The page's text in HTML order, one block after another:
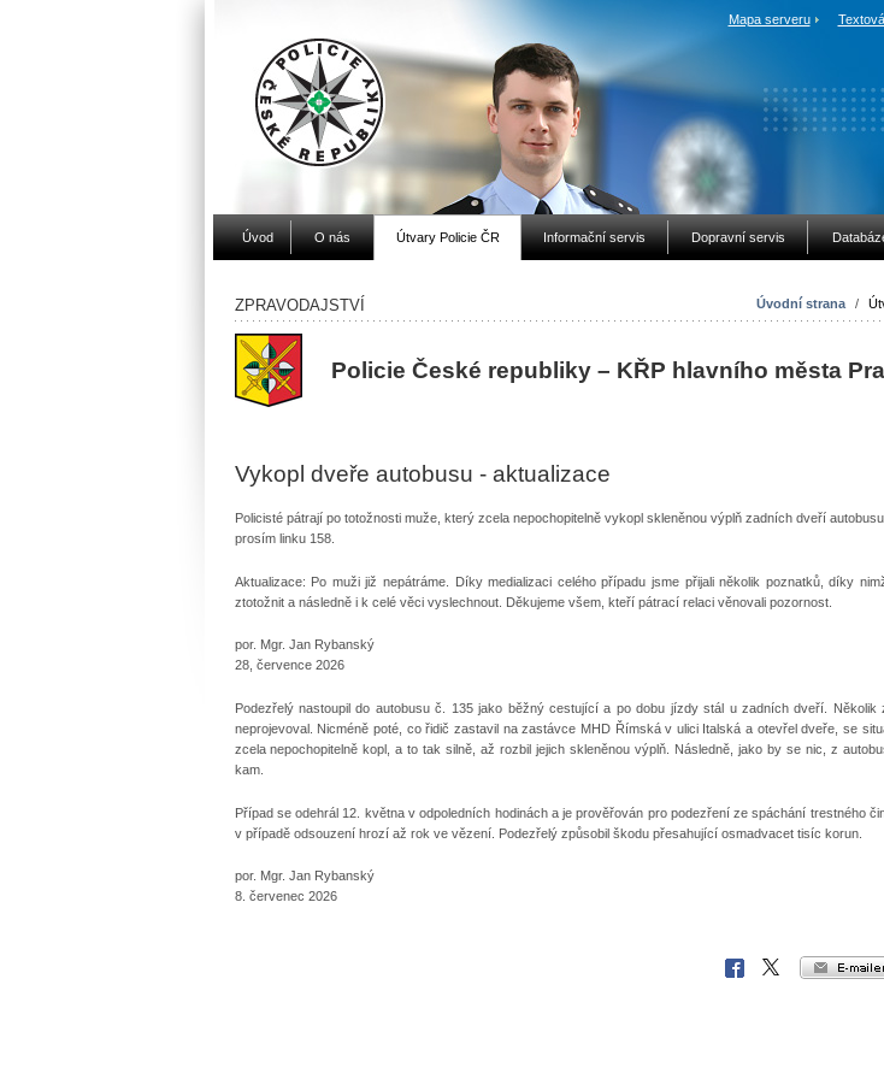
Mapa serveru
Úvod O nás Útvary Policie ČR Informační servis Dopravní servis
Úvodní strana /
ZPRAVODAJSTVÍ
Policie České republiky – KŘP hlavního města
Vykopl dveře autobusu - aktualizace
Policisté pátrají po totožnosti muže, který zcela nepochopitelně vykopl skleněnou výplň zadních dveří
prosím linku 158.
Aktualizace: Po muži již nepátráme. Díky medializaci celého případu jsme přijali několik poznatků, díky
ztotožnit a následně i k celé věci vyslechnout. Děkujeme všem, kteří pátrací relaci věnovali pozornost.
por. Mgr. Jan Rybanský
28, července 2026
Podezřelý nastoupil do autobusu č. 135 jako běžný cestující a po dobu jízdy stál u zadních dveří.
neprojevoval. Nicméně poté, co řidič zastavil na zastávce MHD Římská v ulici Italská a otevřel dveře, se
zcela nepochopitelně kopl, a to tak silně, až rozbil jejich skleněnou výplň. Následně, jako by se nic, z
kam.
Případ se odehrál 12. května v odpoledních hodinách a je prověřován pro podezření ze spáchání trestného
v případě odsouzení hrozí až rok ve vězení. Podezřelý způsobil škodu přesahující osmadvacet tisíc korun.
por. Mgr. Jan Rybanský
8. červenec 2026
e-
X
Facebook